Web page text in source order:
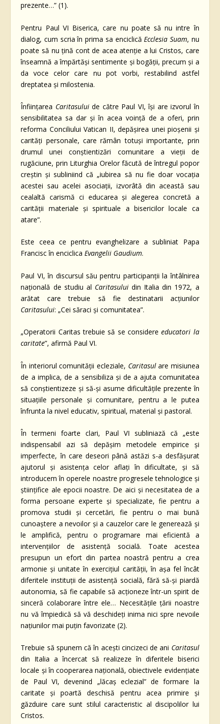
prezente…” (1).
Pentru Paul VI Biserica, care nu poate să nu intre în
dialog, cum scria în prima sa enciclică Ecclesia Suam, nu
poate să nu țină cont de acea atenție a lui Cristos, care
înseamnă a împărtăși sentimente și bogății, precum și a
da voce celor care nu pot vorbi, restabilind astfel
dreptatea și milostenia.
Înființarea Caritasuluide către Paul VI, își are izvorul în
sensibilitatea sa dar și în acea voință de a oferi, prin
reforma Conciliului Vatican II, depășirea unei pioșenii și
carități personale, care rămân totuși importante, prin
drumul unei conștientizări comunitare a vieții de
rugăciune, prin Liturghia Orelor făcută de întregul popor
creștin și subliniind că „iubirea să nu fie doar vocația
acestei sau acelei asociații, izvorâtă din această sau
cealaltă carismă ci educarea și alegerea concretă a
carității materiale și spirituale a bisericilor locale ca
atare”.
Este ceea ce pentru evanghelizare a subliniat Papa
Francisc în enciclicaEvangelii Gaudium.
Paul VI, în discursul său pentru participanții la întâlnirea
națională de studiu al Caritasuluidin Italia din 1972, a
arătat care trebuie să fie destinatarii acțiunilor
Caritasului: „Cei săraci și comunitatea”.
„Operatorii Caritas trebuie să se considereeducatori la
caritate”, afirmă Paul VI.
În interiorul comunității ecleziale, Caritasulare misiunea
de a implica, de a sensibiliza și de a ajuta comunitatea
să conștientizeze și să-și asume dificultățile prezente în
situațiile personale și comunitare, pentru a le putea
înfrunta la nivel educativ, spiritual, material și pastoral.
În termeni foarte clari, Paul VI subliniază că „este
indispensabil azi să depășim metodele empirice și
imperfecte, în care deseori până astăzi s-a desfășurat
ajutorul și asistența celor aflați în dificultate, și să
introducem în operele noastre progresele tehnologice și
științifice ale epocii noastre. De aici și necesitatea de a
forma persoane experte și specializate, fie pentru a
promova studii și cercetări, fie pentru o mai bună
cunoaștere a nevoilor și a cauzelor care le generează și
le amplifică, pentru o programare mai eficientă a
intervențiilor de asistență socială. Toate acestea
presupun un efort din partea noastră pentru a crea
armonie și unitate în exercițiul carității, în așa fel încât
diferitele instituții de asistență socială, fără să-și piardă
autonomia, să fie capabile să acționeze într-un spirit de
sinceră colaborare între ele… Necesitățile țării noastre
nu vă împiedică să vă deschideți inima nici spre nevoile
națiunilor mai puțin favorizate (2).
Trebuie să spunem că în acești cincizeci de ani Caritasul
din Italia a încercat să realizeze în diferitele biserici
locale și în cooperarea națională, obiectivele evidențiate
de Paul VI, devenind „lăcaș eclezial” de formare la
caritate și poartă deschisă pentru acea primire și
găzduire care sunt stilul caracteristic al discipolilor lui
Cristos.